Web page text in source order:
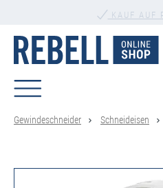
Gewindeschneider Schneideisen